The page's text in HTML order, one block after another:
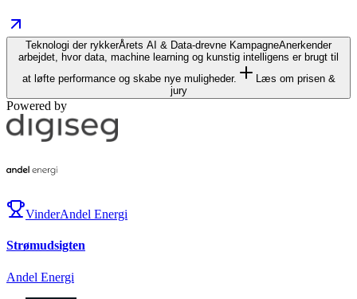
Teknologi der rykkerÅrets AI & Data-drevne KampagneAnerkender
arbejdet, hvor data, machine learning og kunstig intelligens er brugt til
at løfte performance og skabe nye muligheder.
Læs om prisen &
jury
Powered by
VinderAndel Energi
Strømudsigten
Andel Energi